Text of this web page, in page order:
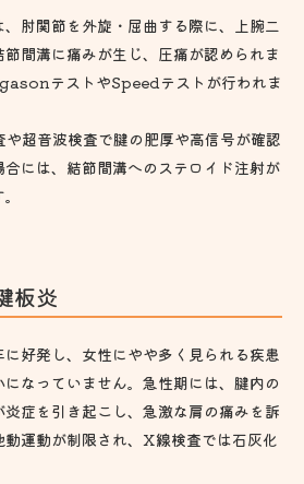
肘関節を外旋・屈曲する際に、上腕二
間溝に痛みが生じ、圧痛が認められま
テストやSpeedテストが行われま
超音波検査で腱の肥厚や高信号が確認
には、結節間溝へのステロイド注射が
板炎
好発し、女性にやや多く見られる疾患
なっていません。急性期には、腱内の
症を引き起こし、急激な肩の痛みを訴
運動が制限され、X線検査では石灰化